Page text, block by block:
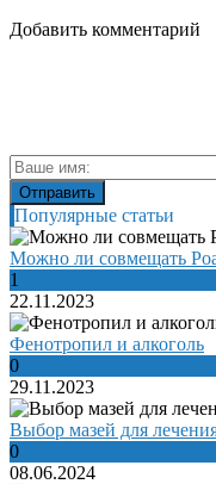
Добавить комментарий
Популярные статьи
Можно ли совмещать
1
22.11.2023
Фенотропил и алкоголь
0
29.11.2023
Выбор мазей для
0
08.06.2024